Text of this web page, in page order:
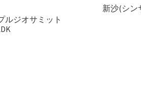
ルジオサミット
新沙(シン